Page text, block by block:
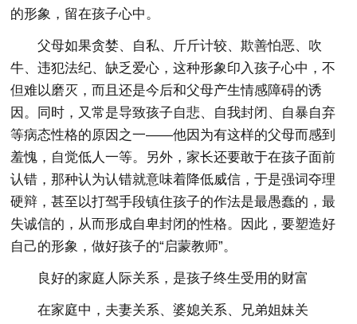
的形象，留在孩子心中。
父母如果贪婪、自私、斤斤计较、欺善怕恶、吹
牛、违犯法纪、缺乏爱心，这种形象印入孩子心中，不
但难以磨灭，而且还是今后和父母产生情感障碍的诱
因。同时，又常是导致孩子自悲、自我封闭、自暴自弃
等病态性格的原因之一——他因为有这样的父母而感到
羞愧，自觉低人一等。另外，家长还要敢于在孩子面前
认错，那种认为认错就意味着降低威信，于是强词夺理
硬辩，甚至以打驾手段镇住孩子的作法是最愚蠢的，最
失诚信的，从而形成自卑封闭的性格。因此，要塑造好
自己的形象，做好孩子的“启蒙教师”。
良好的家庭人际关系，是孩子终生受用的财富
在家庭中，夫妻关系、婆媳关系、兄弟姐妹关